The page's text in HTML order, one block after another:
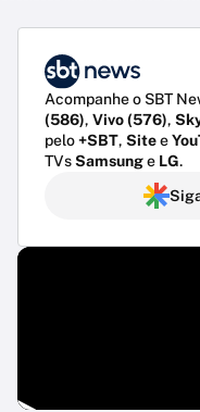
Acompanhe o SBT
(586), Vivo (576),
pelo+SBT, Sitee
TVsSamsunge LG.